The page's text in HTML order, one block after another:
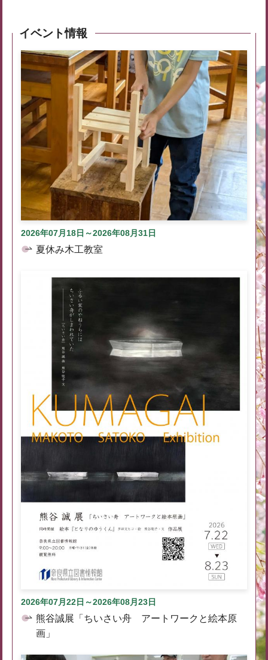
イベント情報
2026年07月18日～2026年08月31日
夏休み木工教室
2026年07月22日～2026年08月23日
熊谷誠展「ちいさい舟 アートワークと絵本原
画」